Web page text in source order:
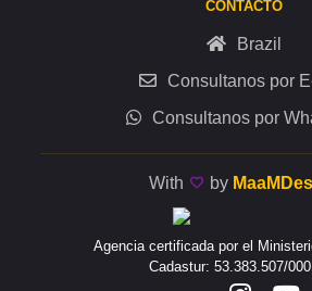
CONTACTO
Brazil
Consultanos por
Consultanos por
With by
Agencia certificada por el
Cadastur: 53.383.507/